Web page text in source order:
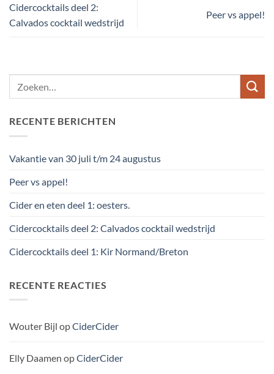
Cidercocktails deel 2:
Calvados cocktail wedstrijd
Peer vs appel!
RECENTE BERICHTEN
Vakantie van 30 juli t/m 24 augustus
Peer vs appel!
Cider en eten deel 1: oesters.
Cidercocktails deel 2: Calvados cocktail wedstrijd
Cidercocktails deel 1: Kir Normand/Breton
RECENTE REACTIES
Wouter Bijl opCiderCider
Elly Daamen opCiderCider